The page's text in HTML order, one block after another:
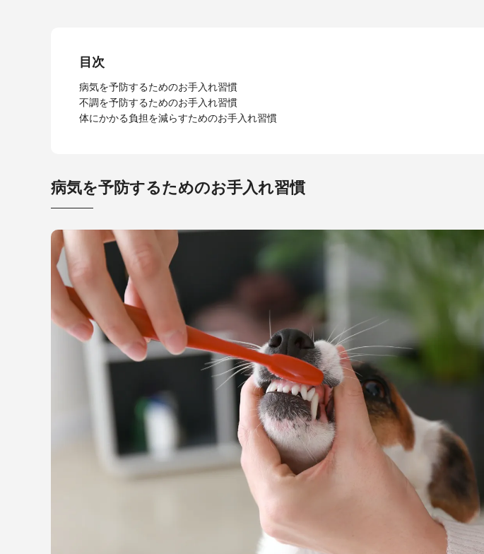
目次
病気を予防するためのお手入れ習慣
不調を予防するためのお手入れ習慣
体にかかる負担を減らすためのお手入れ習慣
病気を予防するためのお手入れ習慣